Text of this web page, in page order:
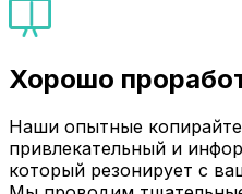
Хорошо
Наши опытные
привлекательный и
который резонирует с